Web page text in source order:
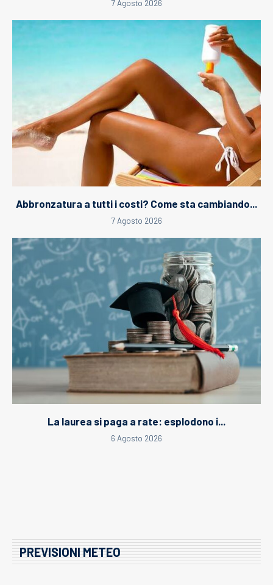
7 Agosto 2026
Abbronzatura a tutti i costi? Come sta cambiando...
7 Agosto 2026
La laurea si paga a rate: esplodono i...
6 Agosto 2026
PREVISIONI METEO